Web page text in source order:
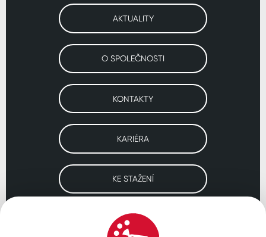
AKTUALITY
O SPOLEČNOSTI
KONTAKTY
KARIÉRA
KE STAŽENÍ
Navštivte naše pobočky